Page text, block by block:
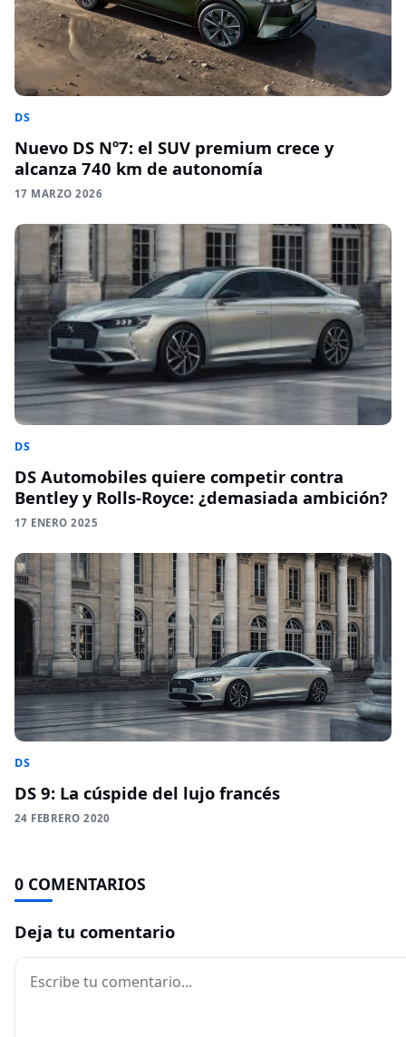
DS
Nuevo DS Nº7: el SUV premium crece y
alcanza 740 km de autonomía
17 MARZO 2026
DS
DS Automobiles quiere competir contra
Bentley y Rolls-Royce: ¿demasiada ambición?
17 ENERO 2025
DS
DS 9: La cúspide del lujo francés
24 FEBRERO 2020
0 COMENTARIOS
Deja tu comentario
Comentario